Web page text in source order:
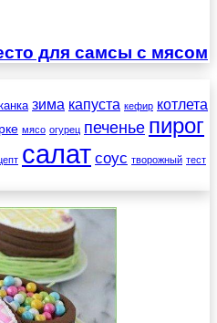
для самсы с мясом
зима капуста кефир котлета
мясо огурец печенье пирог
салат соус творожный тест